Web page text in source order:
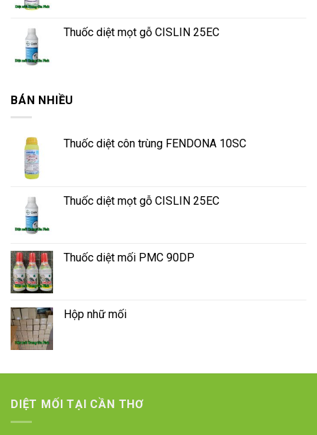
Thuốc diệt mọt gỗ CISLIN 25EC
BÁN NHIỀU
Thuốc diệt côn trùng FENDONA 10SC
Thuốc diệt mọt gỗ CISLIN 25EC
Thuốc diệt mối PMC 90DP
Hộp nhữ mối
DIỆT MỐI TẠI CẦN THƠ